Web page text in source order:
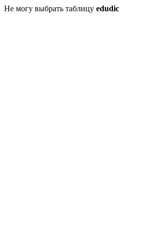
Не могу выбрать таблицу edudic